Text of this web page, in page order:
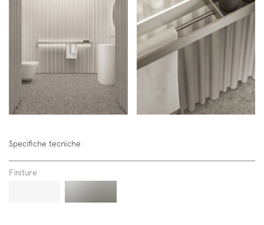
Newsletter
Specifiche tecniche
Finiture